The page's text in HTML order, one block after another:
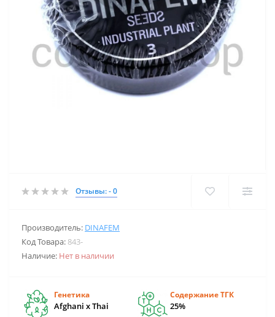
Отзывы: - 0
Производитель: DINAFEM
Код Товара: 843-
Наличие: Нет в наличии
Генетика
Afghani x Thai
Содержание ТГК
25%